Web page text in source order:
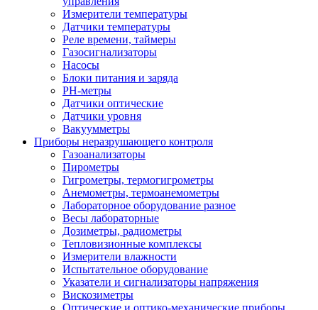
Измерители температуры
Датчики температуры
Реле времени, таймеры
Газосигнализаторы
Насосы
Блоки питания и заряда
PH-метры
Датчики оптические
Датчики уровня
Вакуумметры
Приборы неразрушающего контроля
Газоанализаторы
Пирометры
Гигрометры, термогигрометры
Анемометры, термоанемометры
Лабораторное оборудование разное
Весы лабораторные
Дозиметры, радиометры
Тепловизионные комплексы
Измерители влажности
Испытательное оборудование
Указатели и сигнализаторы напряжения
Вискозиметры
Оптические и оптико-механические приборы